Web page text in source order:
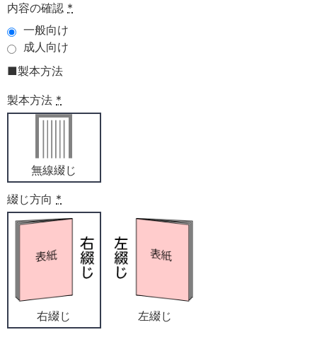
内容の確認 *
一般向け
成人向け
■製本方法
製本方法 *
無線綴じ
綴じ方向 *
右綴じ 左綴じ